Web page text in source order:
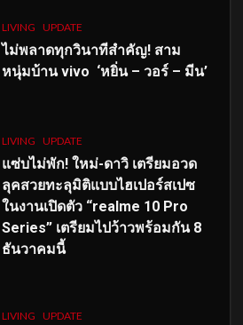
LIVING UPDATE
ไม่พลาดทุกวินาทีสำคัญ! สาม
หนุ่มบ้าน vivo ‘หยิ่น – วอร์ – มีน’
LIVING UPDATE
แซ่บไม่พัก! ใหม่-ดาวิ เตรียมอวด
ลุคสวยทะลุมิติแบบไฮเปอร์สเปซ
ในงานเปิดตัว “realme 10 Pro
Series” เตรียมไปว้าวพร้อมกัน 8
ธันวาคมนี้
LIVING UPDATE